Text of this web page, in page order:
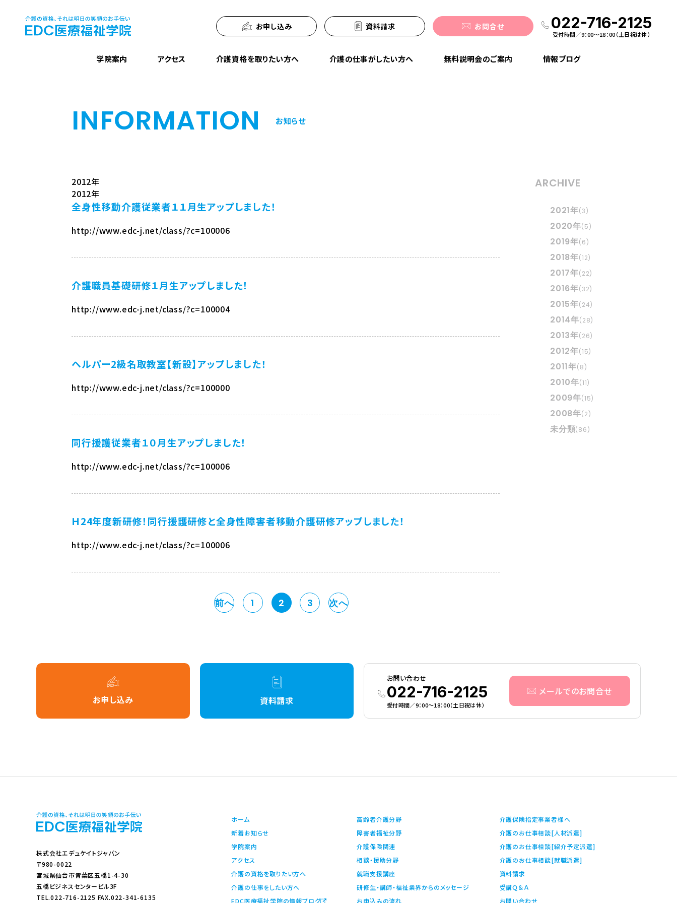
お申し込み 資料請求 お問合せ 022-716-2125
受付時間／9：00〜18：00（土日祝は休）
学院案内 アクセス 介護資格を取りたい方へ 介護の仕事がしたい方へ 無料説明会のご案内 情報ブログ
INFORMATION お知らせ
2012年
2012年
全身性移動介護従業者１１月生アップしました！
http://www.edc-j.net/class/?c=100006
介護職員基礎研修１月生アップしました！
http://www.edc-j.net/class/?c=100004
ヘルパー2級名取教室【新設】アップしました！
http://www.edc-j.net/class/?c=100000
同行援護従業者１０月生アップしました！
http://www.edc-j.net/class/?c=100006
Ｈ24年度新研修！同行援護研修と全身性障害者移動介護研修アップしました！
http://www.edc-j.net/class/?c=100006
前へ 1 2 3 次へ
ARCHIVE
2021年(3)
2020年(5)
2019年(6)
2018年(12)
2017年(22)
2016年(32)
2015年(24)
2014年(28)
2013年(26)
2012年(15)
2011年(8)
2010年(11)
2009年(15)
2008年(2)
未分類(86)
お申し込み 資料請求
お問い合わせ
022-716-2125
受付時間／9：00〜18：00（土日祝は休）
メールでのお問合せ
株式会社エデュケイトジャパン
〒980-0022
宮城県仙台市青葉区五橋1-4-30
五橋ビジネスセンタービル3F
TEL.022-716-2125 FAX.022-341-6135
ホーム
新着お知らせ
学院案内
アクセス
介護の資格を取りたい方へ
介護の仕事をしたい方へ
EDC医療福祉学院の情報ブログ
高齢者介護分野
障害者福祉分野
介護保険関連
相談・援助分野
就職支援講座
研修生・講師・福祉業界からのメッセージ
お申込みの流れ
介護保険指定事業者様へ
介護のお仕事相談[人材派遣]
介護のお仕事相談[紹介予定派遣]
介護のお仕事相談[就職派遣]
資料請求
受講Ｑ＆Ａ
お問い合わせ